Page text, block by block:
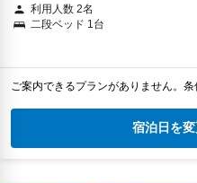
利用人数 2名
二段ベッド 1台
ご案内できるプランがありません。
宿泊日を